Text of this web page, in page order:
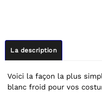
La description
Voici la façon la plus
blanc froid pour vos